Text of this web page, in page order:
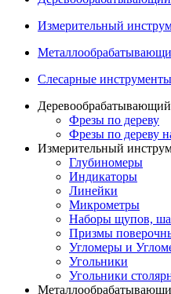
Измерительный
Слесарные инструменты
Фрезы по дереву
Фрезы по дереву
Измерительный
Глубиномеры
Индикаторы
Линейки
Микрометры
Наборы щупов,
Призмы
Угломеры и
Угольники
Угольники